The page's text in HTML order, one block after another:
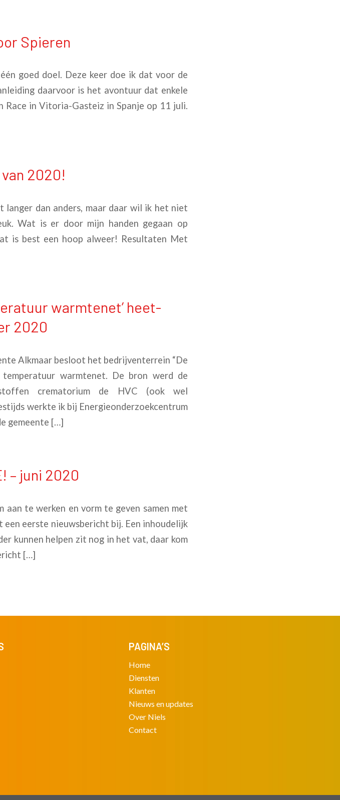
Spieren
goed doel. Deze keer doe ik dat voor de
daarvoor is het avontuur dat enkele
Race in Vitoria-Gasteiz in Spanje op 11 juli.
2020!
dan anders, maar daar wil ik het niet
Wat is er door mijn handen gegaan op
is best een hoop alweer! Resultaten Met
warmtenet’ heet-
2020
Alkmaar besloot het bedrijventerrein “De
warmtenet. De bron werd de
crematorium de HVC (ook wel
werkte ik bij Energieonderzoekcentrum
gemeente […]
– juni 2020
te werken en vorm te geven samen met
een eerste nieuwsbericht bij. Een inhoudelijk
kunnen helpen zit nog in het vat, daar kom
[…]
PAGINA’S
Home
Diensten
Klanten
Nieuws en updates
Over Niels
Contact